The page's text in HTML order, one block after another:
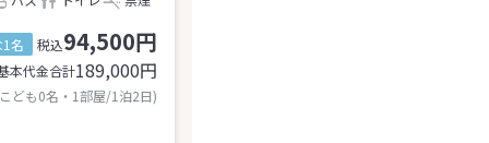
1名 税込94,500円
本代金合計189,000円
ども0名・1部屋/1泊2日)